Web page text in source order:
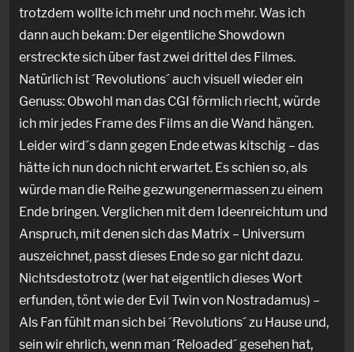
trotzdem wollte ich mehr und noch mehr. Was ich
dann auch bekam: Der eigentliche Showdown
erstreckte sich über fast zwei drittel des Filmes.
Natürlich ist ´Revolutions´ auch visuell wieder ein
Genuss: Obwohl man das CGI förmlich riecht, würde
ich mir jedes Frame des Films an die Wand hängen.
Leider wird´s dann gegen Ende etwas kitschig – das
hätte ich nun doch nicht erwartet. Es schien so, als
würde man die Reihe gezwungenermassen zu einem
Ende bringen. Verglichen mit dem Ideenreichtum und
Anspruch, mit denen sich das Matrix – Universum
auszeichnet, passt dieses Ende so gar nicht dazu.
Nichtsdestotrotz (wer hat eigentlich dieses Wort
erfunden, tönt wie der Evil Twin von Nostradamus) –
Als Fan fühlt man sich bei ´Revolutions´ zu Hause und,
sein wir ehrlich, wenn man ´Reloaded´ gesehen hat,